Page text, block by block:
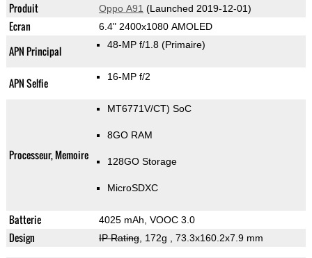
Produit Oppo A91 (Launched 2019-12-01)
Ecran 6.4" 2400x1080 AMOLED
APN Principal 48-MP f/1.8 (Primaire)
APN Selfie 16-MP f/2
Processeur, Memoire
MT6771V/CT) SoC
8GO RAM
128GO Storage
MicroSDXC
Batterie 4025 mAh, VOOC 3.0
Design IP Rating, 172g , 73.3x160.2x7.9 mm